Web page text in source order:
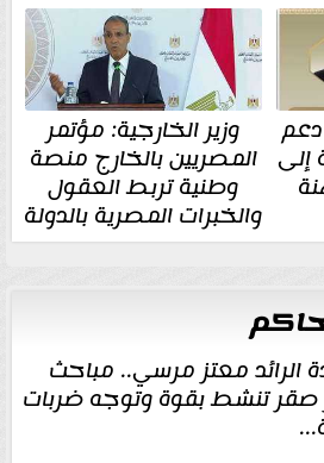
دعم
إلى
وزير الخارجية: مؤتمر
المصريين بالخارج منصة
وطنية تربط العقول
والخبرات المصرية بالدولة
الرائد معتز مرسي.. مباحث
تنشط بقوة وتوجه ضربات